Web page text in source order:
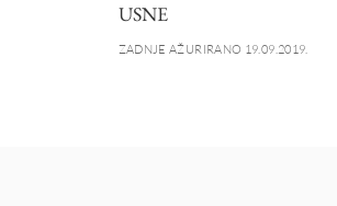
USNE
ZADNJE AŽURIRANO 19.09.2019.